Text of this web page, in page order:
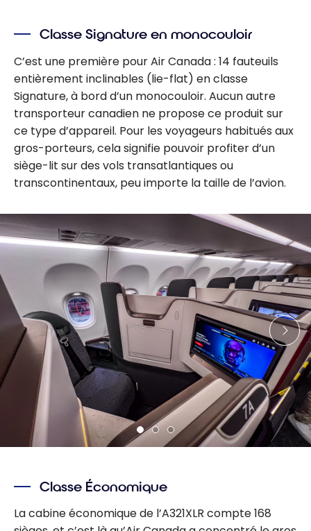
Classe Signature en monocouloir
C’est une première pour Air Canada : 14 fauteuils
entièrement inclinables (lie-flat) en classe
Signature, à bord d’un monocouloir. Aucun autre
transporteur canadien ne propose ce produit sur
ce type d’appareil. Pour les voyageurs habitués aux
gros-porteurs, cela signifie pouvoir profiter d’un
siège-lit sur des vols transatlantiques ou
transcontinentaux, peu importe la taille de l’avion.
Classe Économique
La cabine économique de l’A321XLR compte 168